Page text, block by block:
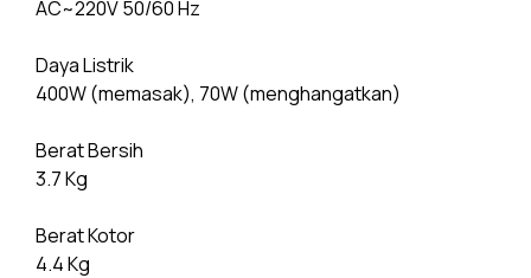
3. Soup
AC~220V 50/60 Hz
Daya Listrik
400W (memasak), 70W (menghangatkan)
Berat Bersih
3.7 Kg
Berat Kotor
4.4 Kg